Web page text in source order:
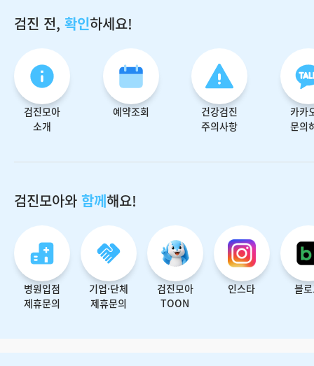
검진 전, 확인하세요!
검진모아
소개
예약조회
건강검진
주의사항
카카
문의
검진모아와 함께해요!
병원입점
제휴문의
기업·단체
제휴문의
검진모아
TOON
인스타 블